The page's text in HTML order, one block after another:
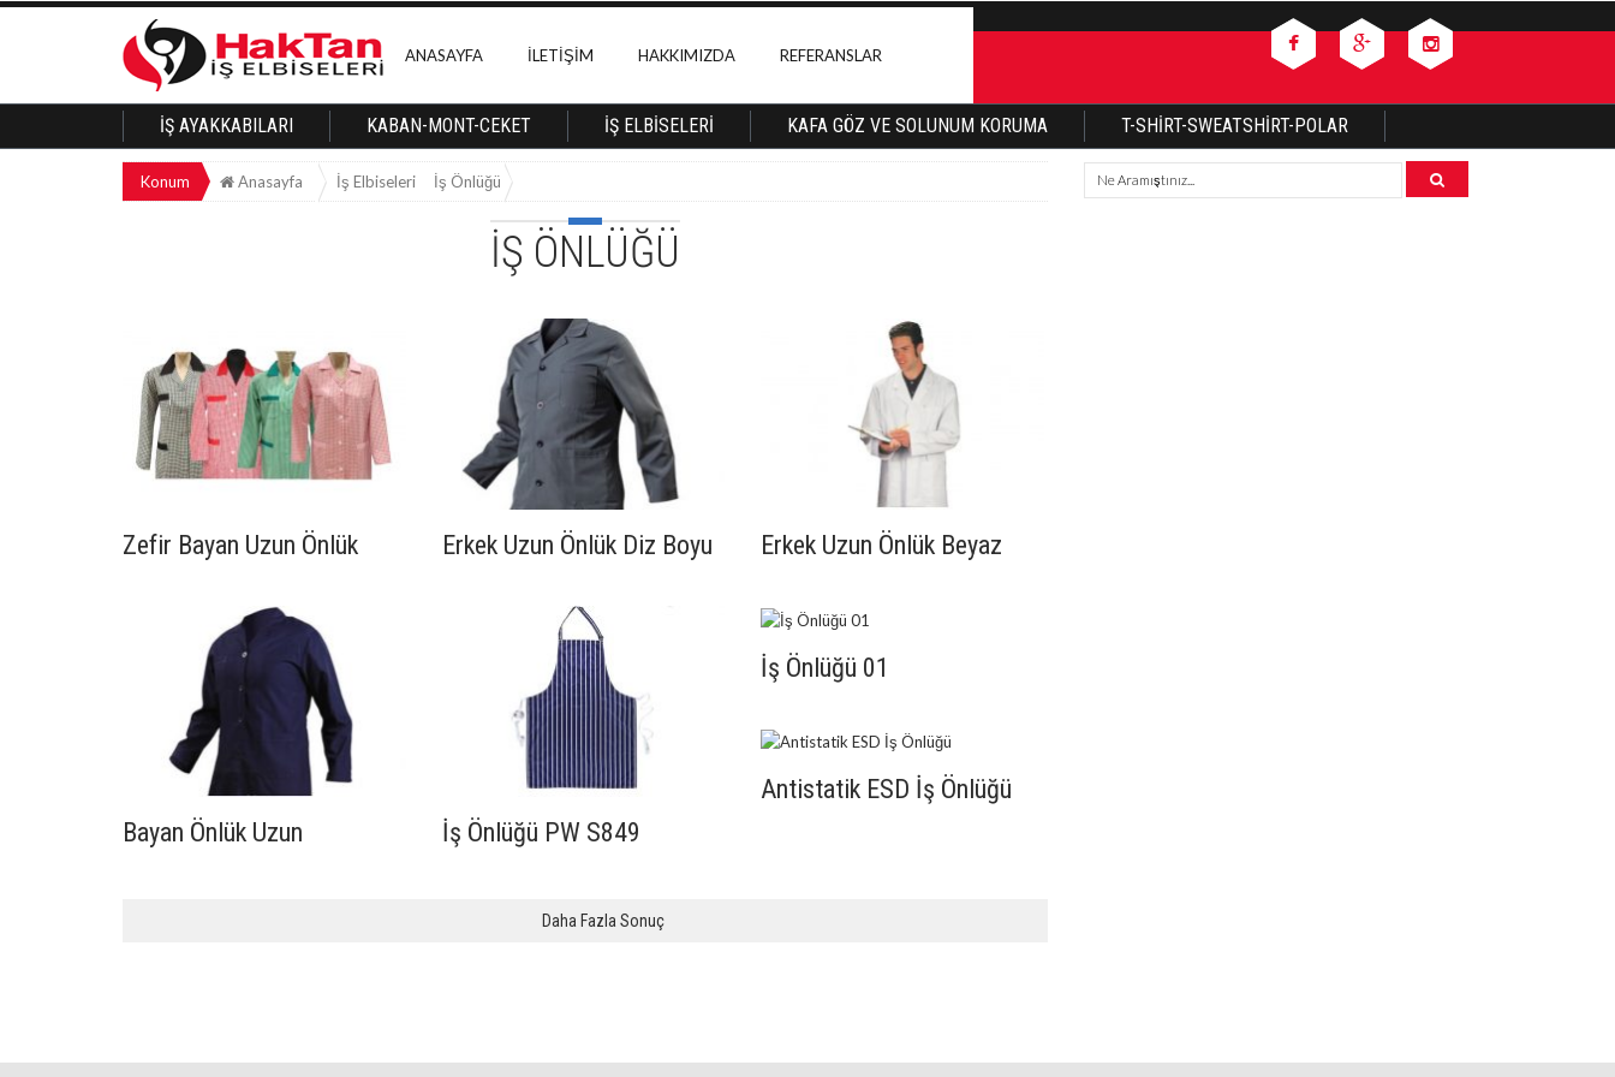
ANASAYFA İLETIŞIM HAKKIMIZDA REFERANSLAR
İŞ AYAKKABILARI KABAN-MONT-CEKET İŞ ELBISELERI KAFA GÖZ VE SOLUNUM KORUMA T-SHIRT-SWEATSHIRT-POLAR
Konum Anasayfa İş Elbiseleri İş Önlüğü
İŞ ÖNLÜĞÜ
Zefir Bayan Uzun Önlük Erkek Uzun Önlük Diz Boyu Erkek Uzun Önlük Beyaz
Bayan Önlük Uzun İş Önlüğü PW S849
İş Önlüğü 01
Antistatik ESD İş Önlüğü
Daha Fazla Sonuç